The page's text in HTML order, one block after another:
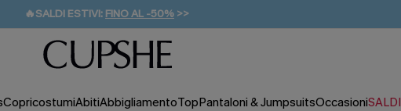
🔥SALDI ESTIVI: FINO AL -50% >>
🚚SPEDIZIONE GRATUITA DA 49€
💌REGALO PER I NUOVI: 20% DI SCONTO*
CopricostumiAbitiAbbigliamentoTopPantaloni & JumpsuitsOccasioniSALDI